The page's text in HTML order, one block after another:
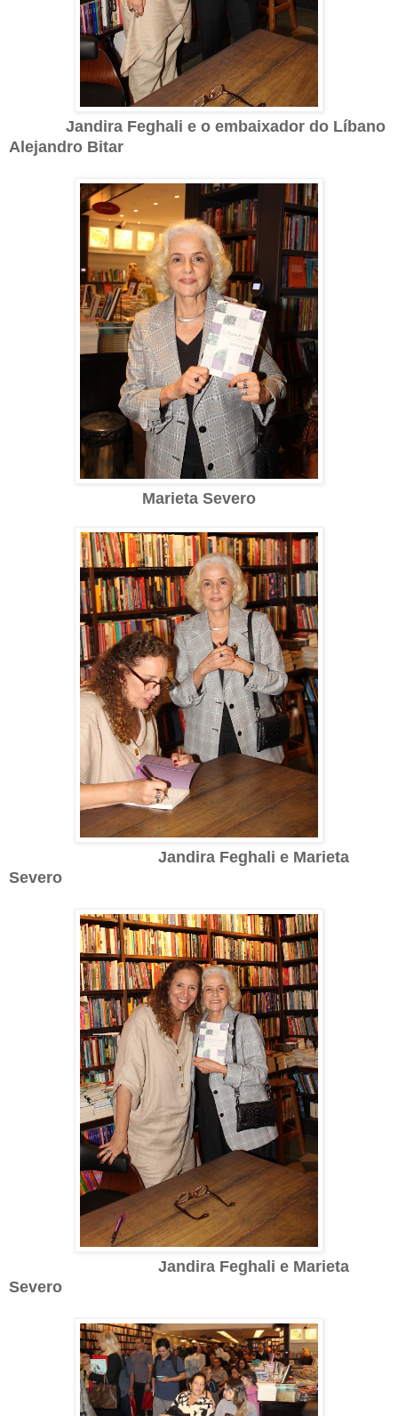
Jandira Feghali e o embaixador do Líbano
Alejandro Bitar
Marieta Severo
Jandira Feghali e Marieta
Severo
Jandira Feghali e Marieta
Severo